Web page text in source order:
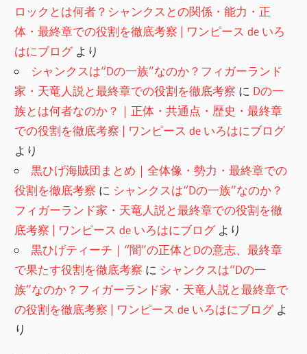
ロックとは何者？シャンクスとの関係・能力・正
体・最終章での役割を徹底考察 | ワンピース de いろ
はにブログより
シャンクスは“Dの一族”なのか？フィガーランド
家・天竜人説と最終章での役割を徹底考察 に Dの一
族とは何者なのか？｜正体・共通点・歴史・最終章
での役割を徹底考察 | ワンピース de いろはにブログ
より
黒ひげ海賊団まとめ｜全体像・勢力・最終章での
役割を徹底考察 に シャンクスは“Dの一族”なのか？
フィガーランド家・天竜人説と最終章での役割を徹
底考察 | ワンピース de いろはにブログより
黒ひげティーチ｜“闇”の正体とDの意志、最終章
で果たす役割を徹底考察 に シャンクスは“Dの一
族”なのか？フィガーランド家・天竜人説と最終章で
の役割を徹底考察 | ワンピース de いろはにブログよ
り